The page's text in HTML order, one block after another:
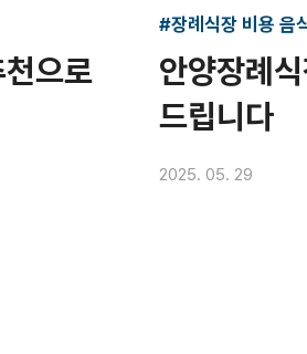
으로
#장례식장 비용 음
안양장례
드립니다
2025. 05. 29